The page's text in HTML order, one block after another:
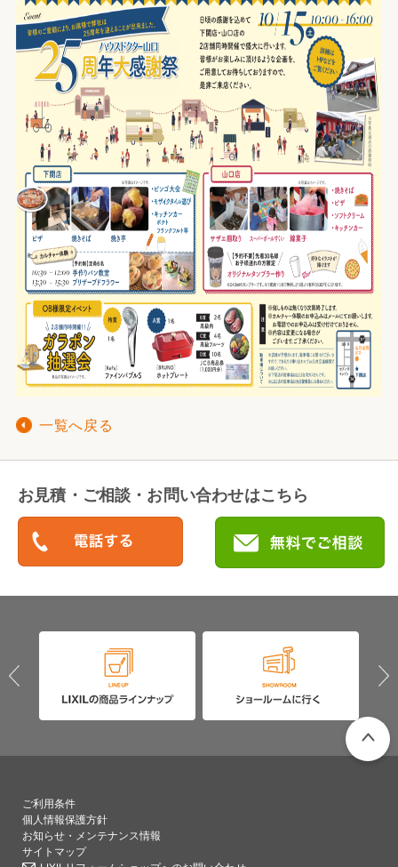
一覧へ戻る
お見積・ご相談・お問い合わせはこちら
ご利用条件
個人情報保護方針
お知らせ・メンテナンス情報
サイトマップ